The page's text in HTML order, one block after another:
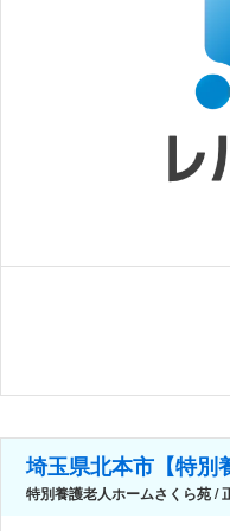
埼玉県北本市【特
特別養護老人ホームさくら苑 /